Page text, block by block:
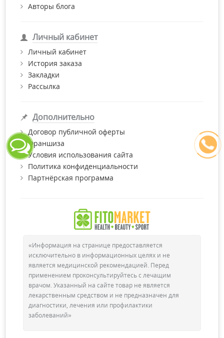
Авторы блога
Личный кабинет
Личный кабинет
История заказа
Закладки
Рассылка
Дополнительно
Договор публичной оферты
Франшиза
Условия использования сайта
Политика конфиденциальности
Партнёрская программа
«Информация на странице предоставляется
исключительно в информационных целях и не
является медицинской рекомендацией. Перед
применением проконсультируйтесь с лечащим
врачом. Указанный на сайте товар не является
лекарственным средством и не предназначен для
диагностики, лечения или профилактики
заболеваний»